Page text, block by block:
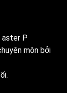
aster P
môn bởi